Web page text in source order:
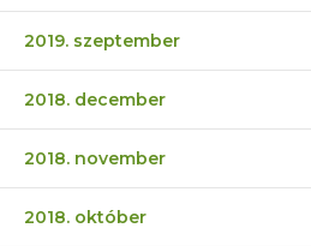
2019. szeptember
2018. december
2018. november
2018. október